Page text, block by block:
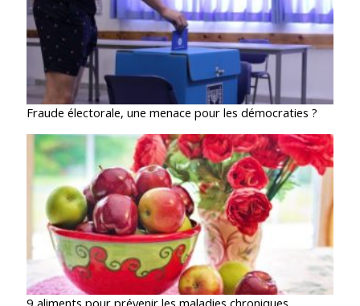
Fraude électorale, une menace pour les démocraties ?
9 aliments pour prévenir les maladies chroniques